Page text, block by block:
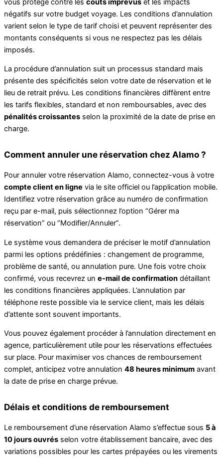
vous protège contre les coûts imprévus et les impacts
négatifs sur votre budget voyage. Les conditions d’annulation
varient selon le type de tarif choisi et peuvent représenter des
montants conséquents si vous ne respectez pas les délais
imposés.
La procédure d’annulation suit un processus standard mais
présente des spécificités selon votre date de réservation et le
lieu de retrait prévu. Les conditions financières diffèrent entre
les tarifs flexibles, standard et non remboursables, avec des
pénalités croissantes selon la proximité de la date de prise en
charge.
Comment annuler une réservation chez Alamo ?
Pour annuler votre réservation Alamo, connectez-vous à votre
compte client en ligne via le site officiel ou l’application mobile.
Identifiez votre réservation grâce au numéro de confirmation
reçu par e-mail, puis sélectionnez l’option “Gérer ma
réservation” ou “Modifier/Annuler”.
Le système vous demandera de préciser le motif d’annulation
parmi les options prédéfinies : changement de programme,
problème de santé, ou annulation pure. Une fois votre choix
confirmé, vous recevrez un e-mail de confirmation détaillant
les conditions financières appliquées. L’annulation par
téléphone reste possible via le service client, mais les délais
d’attente sont souvent importants.
Vous pouvez également procéder à l’annulation directement en
agence, particulièrement utile pour les réservations effectuées
sur place. Pour maximiser vos chances de remboursement
complet, anticipez votre annulation 48 heures minimum avant
la date de prise en charge prévue.
Délais et conditions de remboursement
Le remboursement d’une réservation Alamo s’effectue sous 5 à
10 jours ouvrés selon votre établissement bancaire, avec des
variations possibles pour les cartes prépayées ou les virements